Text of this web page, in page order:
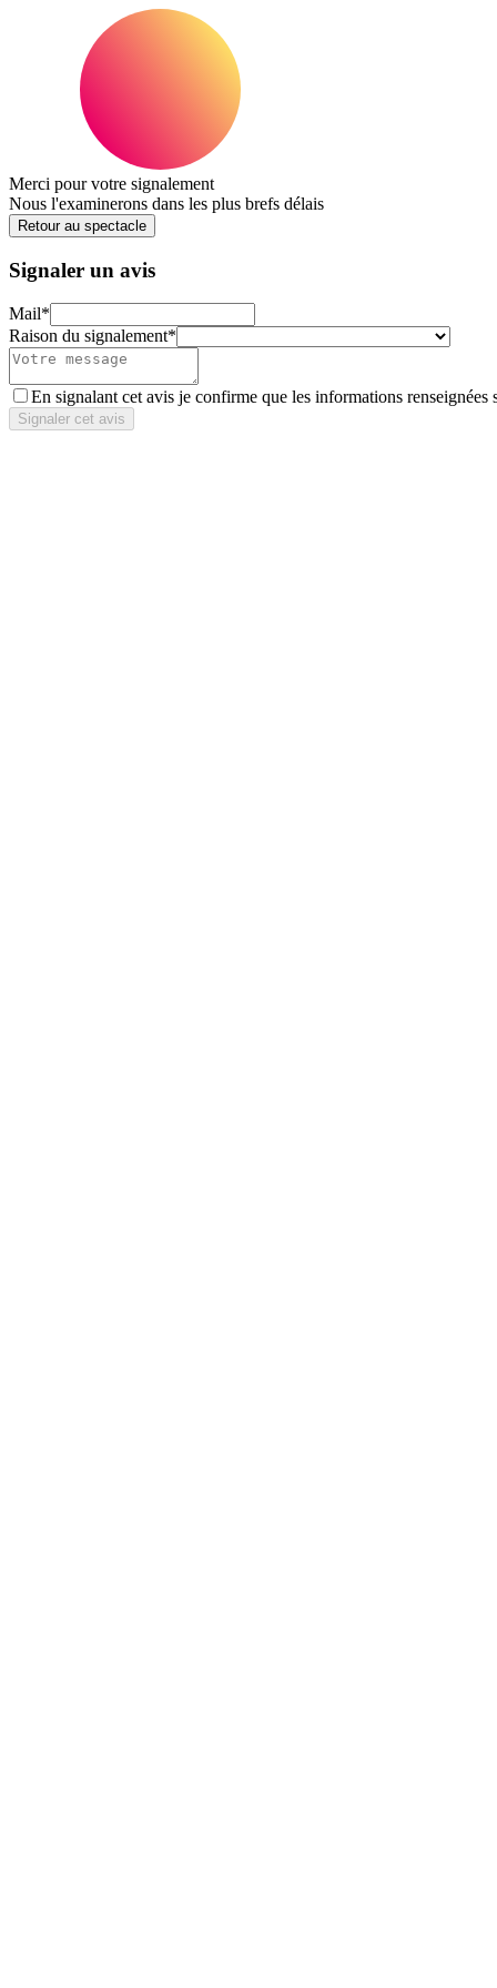
Merci pour votre signalement
Nous l'examinerons dans les plus brefs délais
Retour au spectacle
Signaler un avis
Mail*
Raison du signalement*
En signalant cet avis je confirme que les informations renseignées
Signaler cet avis